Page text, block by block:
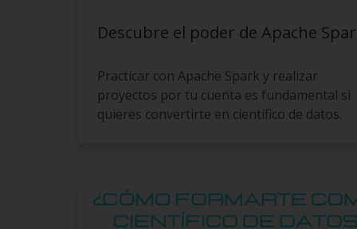
Descubre el poder de Apache
Practicar con Apache Spark y realizar
proyectos por tu cuenta es fundamental si
quieres convertirte en científico de datos.